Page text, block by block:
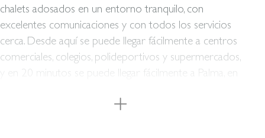
chalets adosados en un entorno tranquilo, con
excelentes comunicaciones y con todos los servicios
cerca. Desde aquí se puede llegar fácilmente a centros
comerciales, colegios, polideportivos y supermercados,
y en 20 minutos se puede llegar fácilmente a Palma, en
disponible en las cercanías. La arquitectura de estos